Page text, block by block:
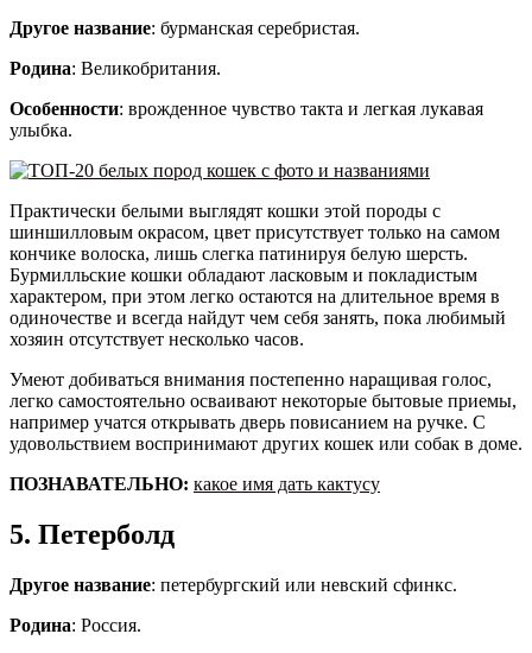
Другое название: бурманская серебристая.
Родина: Великобритания.
Особенности: врожденное чувство такта и легкая лукавая
улыбка.
Практически белыми выглядят кошки этой породы с
шиншилловым окрасом, цвет присутствует только на самом
кончике волоска, лишь слегка патинируя белую шерсть.
Бурмилльские кошки обладают ласковым и покладистым
характером, при этом легко остаются на длительное время в
одиночестве и всегда найдут чем себя занять, пока любимый
хозяин отсутствует несколько часов.
Умеют добиваться внимания постепенно наращивая голос,
легко самостоятельно осваивают некоторые бытовые приемы,
например учатся открывать дверь повисанием на ручке. С
удовольствием воспринимают других кошек или собак в доме.
ПОЗНАВАТЕЛЬНО: какое имя дать кактусу
5. Петерболд
Другое название: петербургский или невский сфинкс.
Родина: Россия.